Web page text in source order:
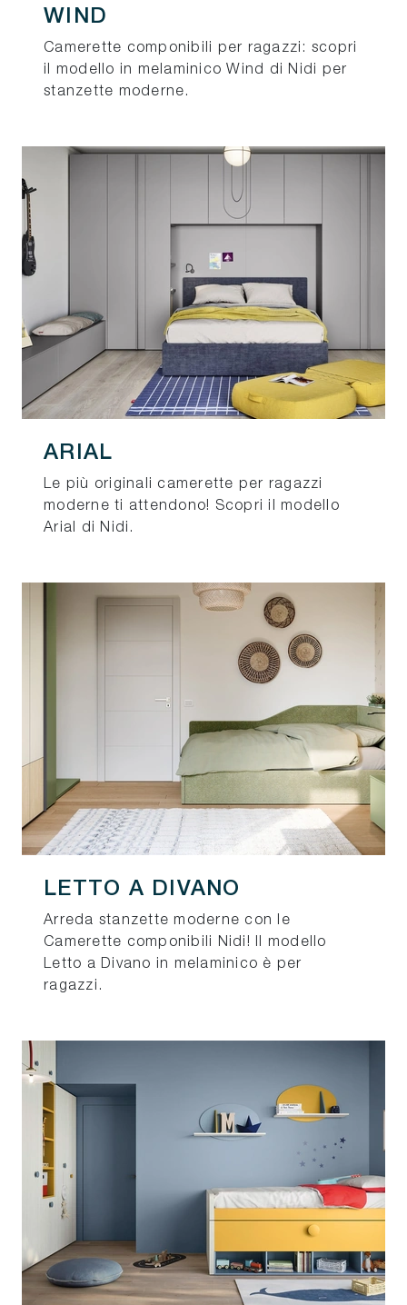
WIND
Camerette componibili per ragazzi: scopri
il modello in melaminico Wind di Nidi per
stanzette moderne.
ARIAL
Le più originali camerette per ragazzi
moderne ti attendono! Scopri il modello
Arial di Nidi.
LETTO A DIVANO
Arreda stanzette moderne con le
Camerette componibili Nidi! Il modello
Letto a Divano in melaminico è per
ragazzi.